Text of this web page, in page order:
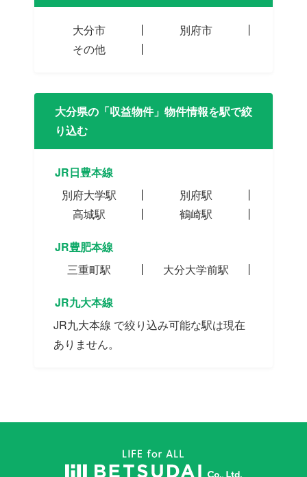
大分市
別府市
その他
大分県の「収益物件」物件情報を駅で絞
り込む
JR日豊本線
別府大学駅
別府駅
高城駅
鶴崎駅
JR豊肥本線
三重町駅
大分大学前駅
JR九大本線
JR九大本線 で絞り込み可能な駅は現在
ありません。